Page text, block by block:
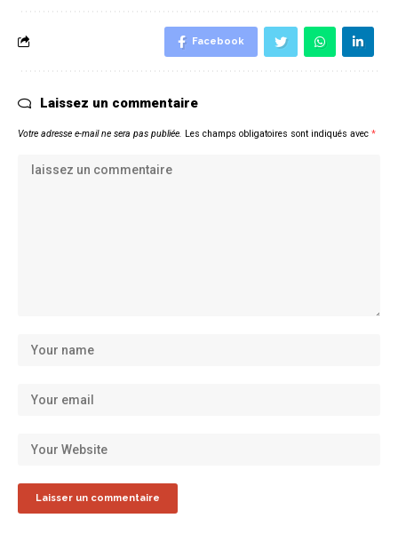
Facebook
Laissez un commentaire
Votre adresse e-mail ne sera pas publiée. Les champs obligatoires sont indiqués avec *